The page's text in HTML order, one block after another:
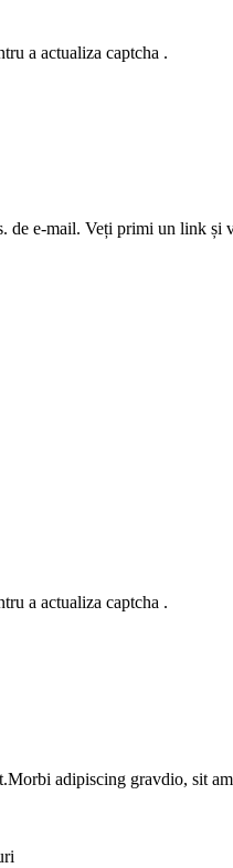
a actualiza captcha .
de e-mail. Veți primi un link și
a actualiza captcha .
adipiscing gravdio, sit